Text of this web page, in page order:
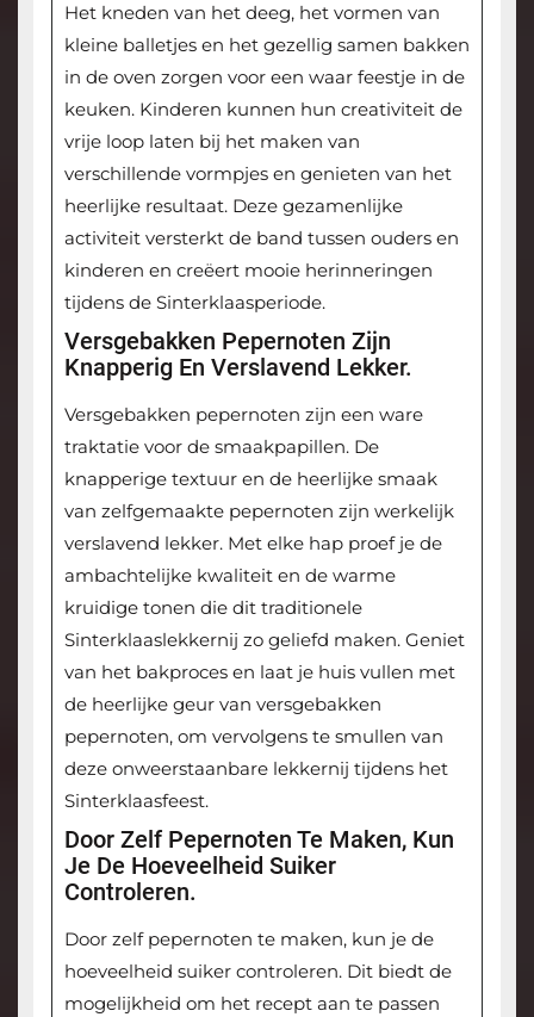
Het kneden van het deeg, het vormen van
kleine balletjes en het gezellig samen bakken
in de oven zorgen voor een waar feestje in de
keuken. Kinderen kunnen hun creativiteit de
vrije loop laten bij het maken van
verschillende vormpjes en genieten van het
heerlijke resultaat. Deze gezamenlijke
activiteit versterkt de band tussen ouders en
kinderen en creëert mooie herinneringen
tijdens de Sinterklaasperiode.
Versgebakken Pepernoten Zijn
Knapperig En Verslavend Lekker.
Versgebakken pepernoten zijn een ware
traktatie voor de smaakpapillen. De
knapperige textuur en de heerlijke smaak
van zelfgemaakte pepernoten zijn werkelijk
verslavend lekker. Met elke hap proef je de
ambachtelijke kwaliteit en de warme
kruidige tonen die dit traditionele
Sinterklaaslekkernij zo geliefd maken. Geniet
van het bakproces en laat je huis vullen met
de heerlijke geur van versgebakken
pepernoten, om vervolgens te smullen van
deze onweerstaanbare lekkernij tijdens het
Sinterklaasfeest.
Door Zelf Pepernoten Te Maken, Kun
Je De Hoeveelheid Suiker
Controleren.
Door zelf pepernoten te maken, kun je de
hoeveelheid suiker controleren. Dit biedt de
mogelijkheid om het recept aan te passen